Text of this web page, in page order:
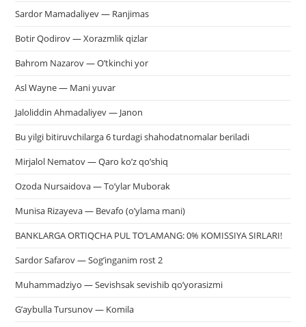
Sardor Mamadaliyev — Ranjimas
Botir Qodirov — Xorazmlik qizlar
Bahrom Nazarov — O’tkinchi yor
Asl Wayne — Mani yuvar
Jaloliddin Ahmadaliyev — Janon
Bu yilgi bitiruvchilarga 6 turdagi shahodatnomalar beriladi
Mirjalol Nematov — Qaro ko’z qo’shiq
Ozoda Nursaidova — To’ylar Muborak
Munisa Rizayeva — Bevafo (o’ylama mani)
BANKLARGA ORTIQCHA PUL TO‘LAMANG: 0% KOMISSIYA SIRLARI!
Sardor Safarov — Sog’inganim rost 2
Muhammadziyo — Sevishsak sevishib qo’yorasizmi
G’aybulla Tursunov — Komila